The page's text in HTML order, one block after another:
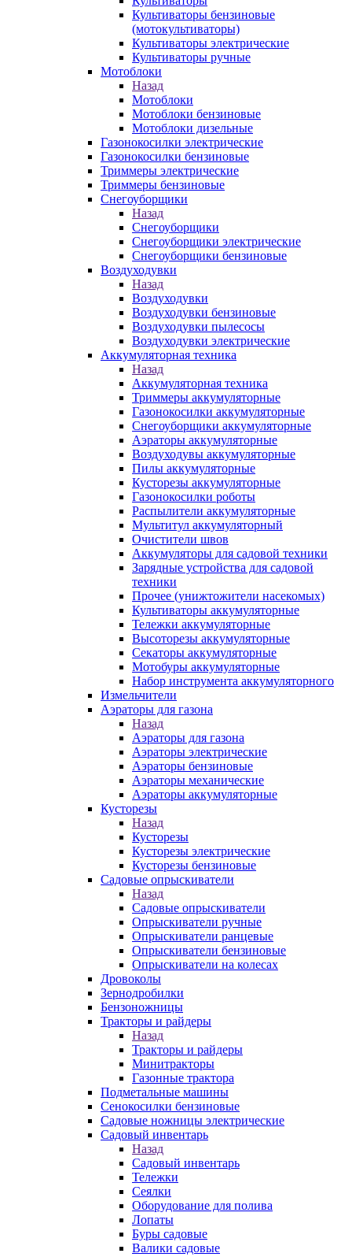
Культиваторы бензиновые
(мотокультиваторы)
Культиваторы электрические
Культиваторы ручные
Мотоблоки
Назад
Мотоблоки
Мотоблоки бензиновые
Мотоблоки дизельные
Газонокосилки электрические
Газонокосилки бензиновые
Триммеры электрические
Триммеры бензиновые
Снегоуборщики
Назад
Снегоуборщики
Снегоуборщики электрические
Снегоуборщики бензиновые
Воздуходувки
Назад
Воздуходувки
Воздуходувки бензиновые
Воздуходувки пылесосы
Воздуходувки электрические
Аккумуляторная техника
Назад
Аккумуляторная техника
Триммеры аккумуляторные
Газонокосилки аккумуляторные
Снегоуборщики аккумуляторные
Аэраторы аккумуляторные
Воздуходувы аккумуляторные
Пилы аккумуляторные
Кусторезы аккумуляторные
Газонокосилки роботы
Распылители аккумуляторные
Мультитул аккумуляторный
Очистители швов
Аккумуляторы для садовой техники
Зарядные устройства для садовой
техники
Прочее (унижтожители насекомых)
Культиваторы аккумуляторные
Тележки аккумуляторные
Высоторезы аккумуляторные
Секаторы аккумуляторные
Мотобуры аккумуляторные
Набор инструмента аккумуляторного
Измельчители
Аэраторы для газона
Назад
Аэраторы для газона
Аэраторы электрические
Аэраторы бензиновые
Аэраторы механические
Аэраторы аккумуляторные
Кусторезы
Назад
Кусторезы
Кусторезы электрические
Кусторезы бензиновые
Садовые опрыскиватели
Назад
Садовые опрыскиватели
Опрыскиватели ручные
Опрыскиватели ранцевые
Опрыскиватели бензиновые
Опрыскиватели на колесах
Дровоколы
Зернодробилки
Бензоножницы
Тракторы и райдеры
Назад
Тракторы и райдеры
Минитракторы
Газонные трактора
Подметальные машины
Сенокосилки бензиновые
Садовые ножницы электрические
Садовый инвентарь
Назад
Садовый инвентарь
Тележки
Сеялки
Оборудование для полива
Лопаты
Буры садовые
Валики садовые